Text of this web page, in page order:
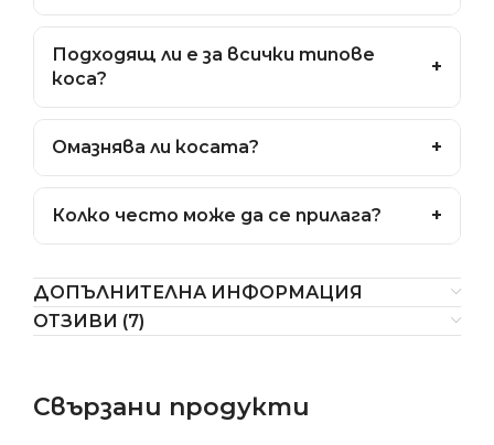
влажна коса, на дължините и краищата.
Подходящ ли е за всички типове
коса?
+
коса, ако се дозира правилно.
Омaзнява ли косата? +
количество, не омазнява.
Колко често може да се прилага? +
нужда за по-гладък и блестящ вид.
ДОПЪЛНИТЕЛНА ИНФОРМАЦИЯ
ОТЗИВИ (7)
Свързани продукти